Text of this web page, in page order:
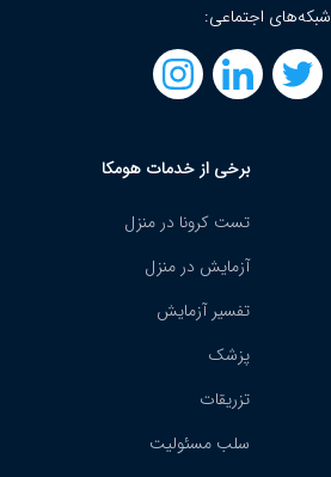
شبکه‌های اجتماعی:
برخی از خدمات هومکا
تست کرونا در منزل
آزمایش در منزل
تفسیر آزمایش
پزشک
تزریقات
سلب مسئولیت